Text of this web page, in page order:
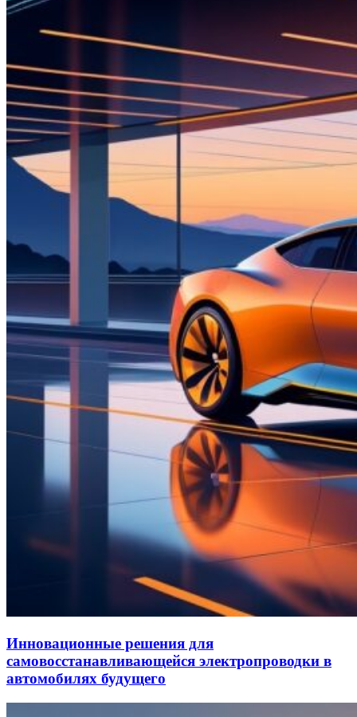
Инновационные решения для
самовосстанавливающейся электропроводки в
автомобилях будущего